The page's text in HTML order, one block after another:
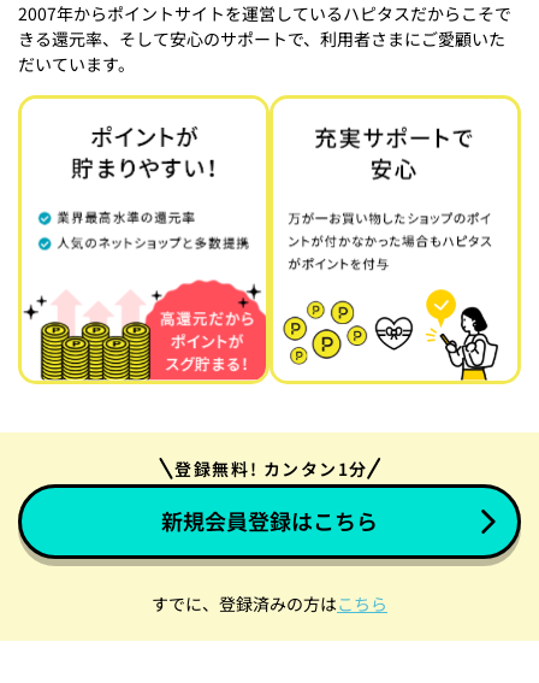
2007年からポイントサイトを運営しているハピタスだからこそで
きる還元率、そして安心のサポートで、利用者さまにご愛顧いた
だいています。
登録無料! カンタン1分
新規会員登録はこちら
すでに、登録済みの方はこちら